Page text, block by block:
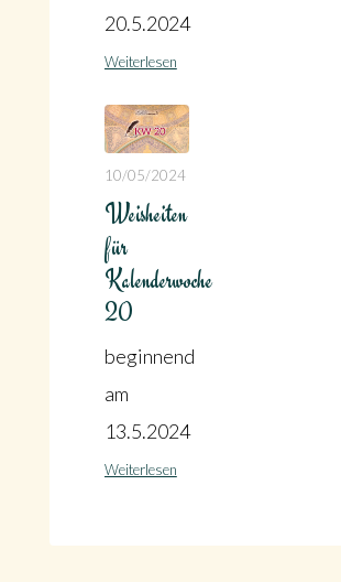
20.5.2024
Weiterlesen
10/05/2024
Weisheiten
für
Kalenderwoche
20
beginnend
am
13.5.2024
Weiterlesen